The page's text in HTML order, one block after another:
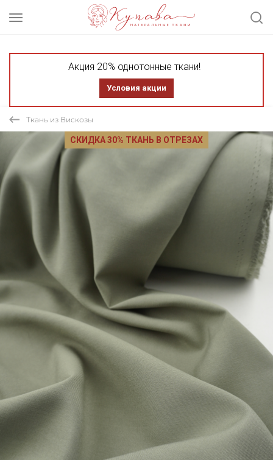
Акция 20% однотонные ткани!
Условия акции
Ткань из Вискозы
СКИДКА 30% ТКАНЬ В ОТРЕЗАХ